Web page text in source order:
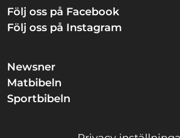
Följ oss på Facebook
Följ oss på Instagram
Newsner
Matbibeln
Sportbibeln